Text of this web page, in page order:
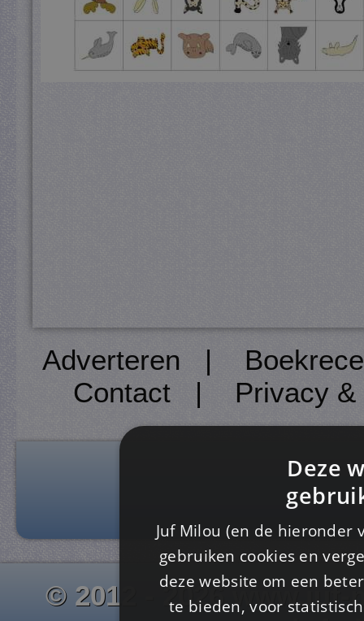
Adverteren |
Contact| Privacy
© 2012 - 2026
Deze
Juf Milou (en de
gebruiken cookies en
deze website om een
te bieden, voor